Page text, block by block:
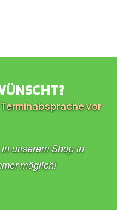
Terminabsprache vor
unserem Shop in
möglich!